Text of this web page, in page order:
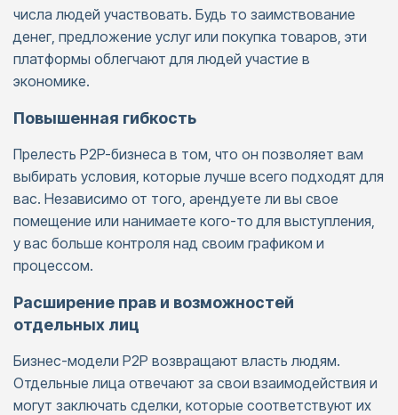
числа людей участвовать. Будь то заимствование
денег, предложение услуг или покупка товаров, эти
платформы облегчают для людей участие в
экономике.
Повышенная гибкость
Прелесть P2P-бизнеса в том, что он позволяет вам
выбирать условия, которые лучше всего подходят для
вас. Независимо от того, арендуете ли вы свое
помещение или нанимаете кого-то для выступления,
у вас больше контроля над своим графиком и
процессом.
Расширение прав и возможностей
отдельных лиц
Бизнес-модели P2P возвращают власть людям.
Отдельные лица отвечают за свои взаимодействия и
могут заключать сделки, которые соответствуют их